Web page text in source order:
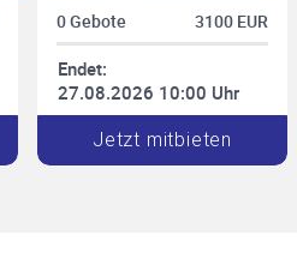
0 Gebote 3100 EUR
Endet:
27.08.2026 10:00 Uhr
Jetzt mitbieten